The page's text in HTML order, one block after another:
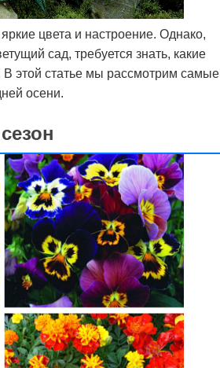
цвета и настроение. Однако,
сад, требуется знать, какие
В этой статье мы рассмотрим самые
осени.